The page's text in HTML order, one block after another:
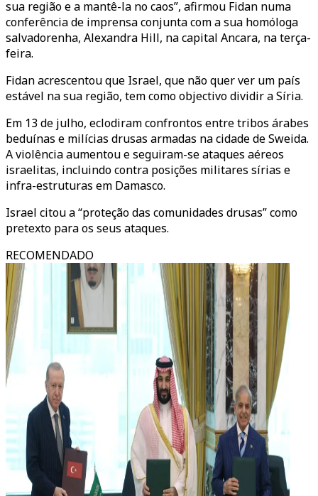
sua região e a mantê-la no caos”, afirmou Fidan numa
conferência de imprensa conjunta com a sua homóloga
salvadorenha, Alexandra Hill, na capital Ancara, na terça-
feira.
Fidan acrescentou que Israel, que não quer ver um país
estável na sua região, tem como objectivo dividir a Síria.
Em 13 de julho, eclodiram confrontos entre tribos árabes
beduínas e milícias drusas armadas na cidade de Sweida.
A violência aumentou e seguiram-se ataques aéreos
israelitas, incluindo contra posições militares sírias e
infra-estruturas em Damasco.
Israel citou a “proteção das comunidades drusas” como
pretexto para os seus ataques.
RECOMENDADO